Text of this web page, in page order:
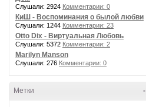
Слушали: 2924 Комментарии: 0
КиШ - Воспоминания о былой любви
Слушали: 1244 Комментарии: 23
Otto Dix - Виртуальная Любовь
Слушали: 5372 Комментарии: 2
Marilyn Manson
Слушали: 276 Комментарии: 0
-
Метки